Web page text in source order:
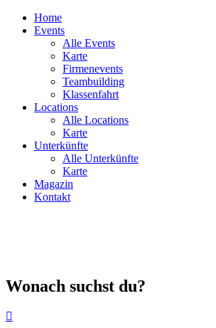
Home
Events
Alle Events
Karte
Firmenevents
Teambuilding
Klassenfahrt
Locations
Alle Locations
Karte
Unterkünfte
Alle Unterkünfte
Karte
Magazin
Kontakt
Wonach suchst du?